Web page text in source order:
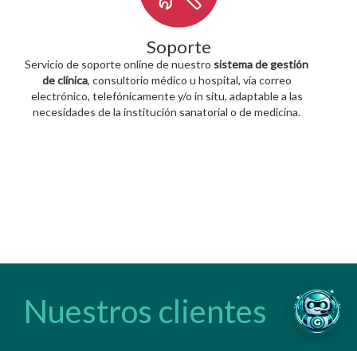
Soporte
Servicio de soporte online de nuestro sistema degestión
de clínica, consultorio médico u hospital, vía correo
electrónico, telefónicamente y/o in situ, adaptable a las
necesidades de la institución sanatorial o de medicina.
Nuestros clientes